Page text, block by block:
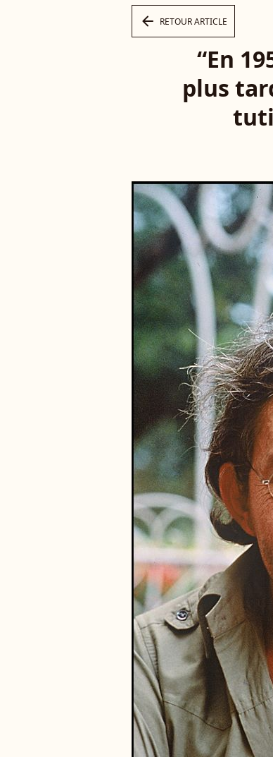
arrow_left RETOUR ARTICLE
“En
plus